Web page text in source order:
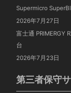
Supermicro
2026年7月27日
富士通 PRIMERGY
台
2026年7月23日
第三者保守